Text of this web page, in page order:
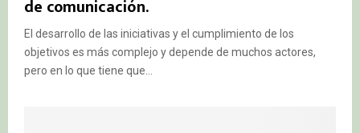
de comunicación.
El desarrollo de las iniciativas y el cumplimiento de los
objetivos es más complejo y depende de muchos actores,
pero en lo que tiene que...